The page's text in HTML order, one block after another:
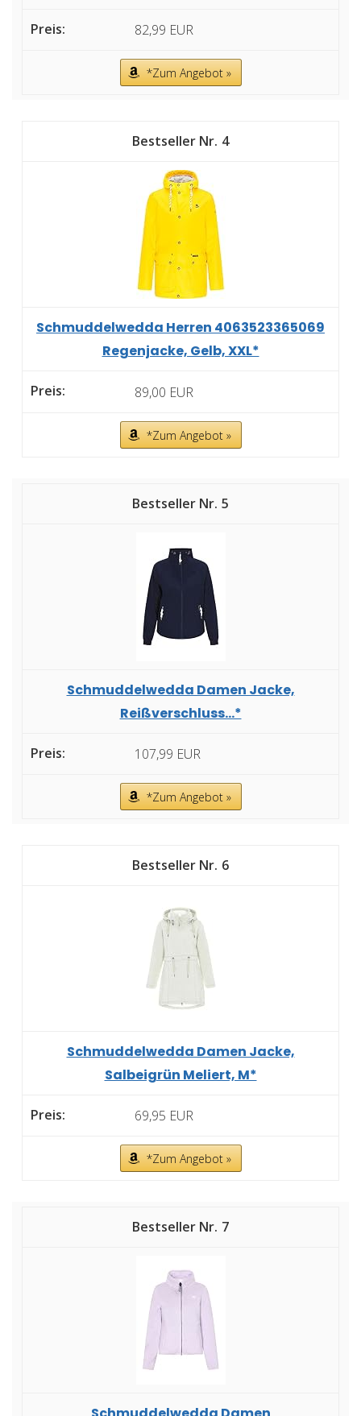
82,99 EUR
*Zum Angebot »
4
Schmuddelwedda Herren 4063523365069
Regenjacke, Gelb, XXL*
89,00 EUR
*Zum Angebot »
5
Schmuddelwedda Damen Jacke,
Reißverschluss...*
107,99 EUR
*Zum Angebot »
6
Schmuddelwedda Damen Jacke,
Salbeigrün Meliert, M*
69,95 EUR
*Zum Angebot »
7